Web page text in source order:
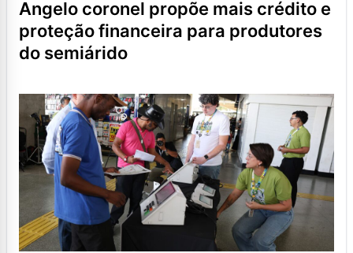
angelo coronel propõe mais crédito e
proteção financeira para produtores
do semiárido